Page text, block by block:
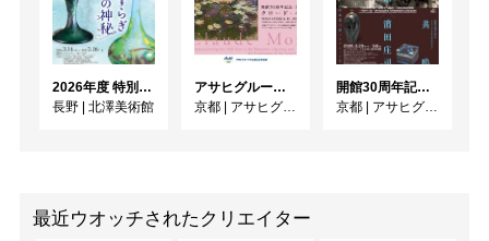
2026年度 特別展「ガレとドーム、アール･ヌーヴォーのガラス 水辺のやすらぎ、海の神秘」
長野 | 北澤美術館
アサヒグループ大山崎山荘美術館 開館30周年記念展「没後100年 クロード・モネ」
京都 | アサヒグループ大山崎山荘美術館
開館30周年記念 山本爲三郎・河井寬次郎没後60年記念 「共鳴 河井寬次郎 × 濱田庄司 ー山本爲三郎コレクションより」
京都 | アサヒグループ大山崎山荘美術館
最近ウオッチされたクリエイター